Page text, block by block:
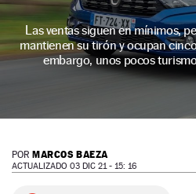
NEWSLETTER
Las ventas siguen en mínimos,
mantienen su tirón y ocupan
embargo, unos pocos
POR MARCOS BAEZA
ACTUALIZADO 03 DIC 21 - 15: 16